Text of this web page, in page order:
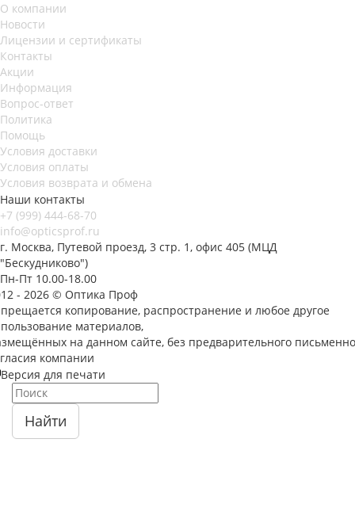
О компании
Новости
Лицензии и сертификаты
Контакты
Акции
Информация
Вопрос-ответ
Политика
Помощь
Условия доставки
Условия оплаты
Условия возврата и обмена
Наши контакты
+7 (999) 444-68-70
info@opticsprof.ru
г. Москва, Путевой проезд, 3 стр. 1, офис 405 (МЦД
"Бескудниково")
Пн-Пт 10.00-18.00
- 2026 © Оптика Проф
копирование, распространение и любое другое
материалов,
на данном сайте, без предварительного
компании
Версия для печати
Найти